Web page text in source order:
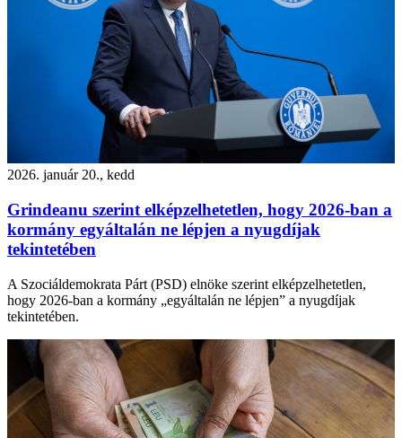
2026. január 20., kedd
Grindeanu szerint elképzelhetetlen, hogy 2026-ban a
kormány egyáltalán ne lépjen a nyugdíjak
tekintetében
A Szociáldemokrata Párt (PSD) elnöke szerint elképzelhetetlen,
hogy 2026-ban a kormány „egyáltalán ne lépjen” a nyugdíjak
tekintetében.